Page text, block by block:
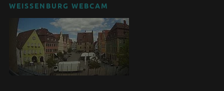
WEISSENBURG WEBCAM